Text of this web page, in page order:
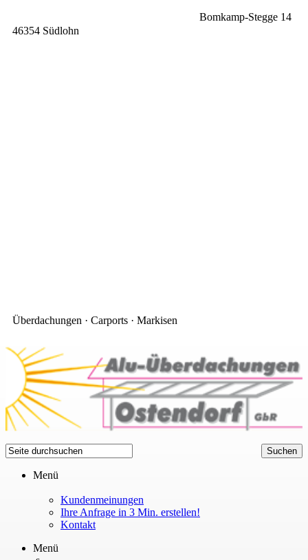
Bomkamp-Stegge 14
46354 Südlohn
Überdachungen · Carports · Markisen
Menü
Kundenmeinungen
Ihre Anfrage in 3 Min. erstellen!
Kontakt
Menü